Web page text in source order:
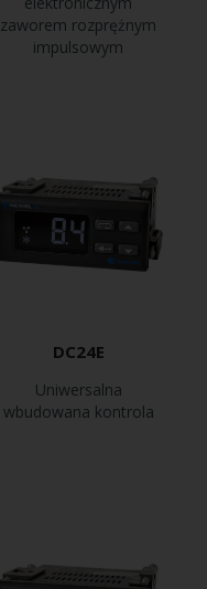
zaworem rozprężnym
impulsowym
DC24E
Uniwersalna
wbudowana kontrola